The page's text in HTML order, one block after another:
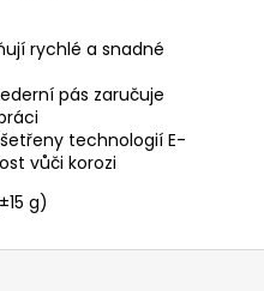
rychlé a snadné
pás zaručuje
technologií E-
vůči korozi
g)